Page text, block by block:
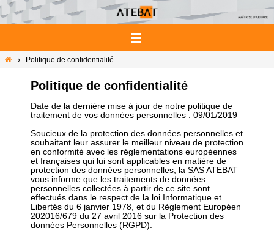
Passer
vers
le
HomePolitique de confidentialité
Politique de confidentialité
Date de la dernière mise à jour de notre politique de
traitement de vos données personnelles : 09/01/2019
Soucieux de la protection des données personnelles et
souhaitant leur assurer le meilleur niveau de protection
en conformité avec les réglementations européennes
et françaises qui lui sont applicables en matière de
protection des données personnelles, la SAS ATEBAT
vous informe que les traitements de données
personnelles collectées à partir de ce site sont
effectués dans le respect de la loi Informatique et
Libertés du 6 janvier 1978, et du Règlement Européen
202016/679 du 27 avril 2016 sur la Protection des
données Personnelles (RGPD).